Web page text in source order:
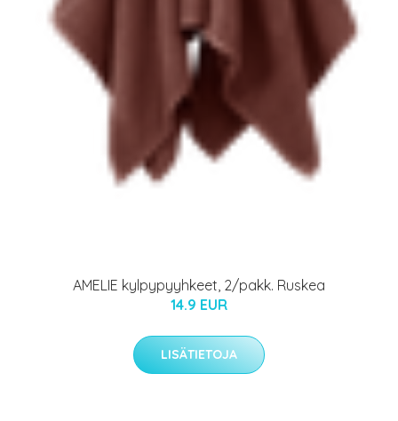
AMELIE kylpypyyhkeet, 2/pakk. Ruskea
14.9 EUR
LISÄTIETOJA